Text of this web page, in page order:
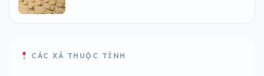
CÁC XÃ THUỘC TỈNH